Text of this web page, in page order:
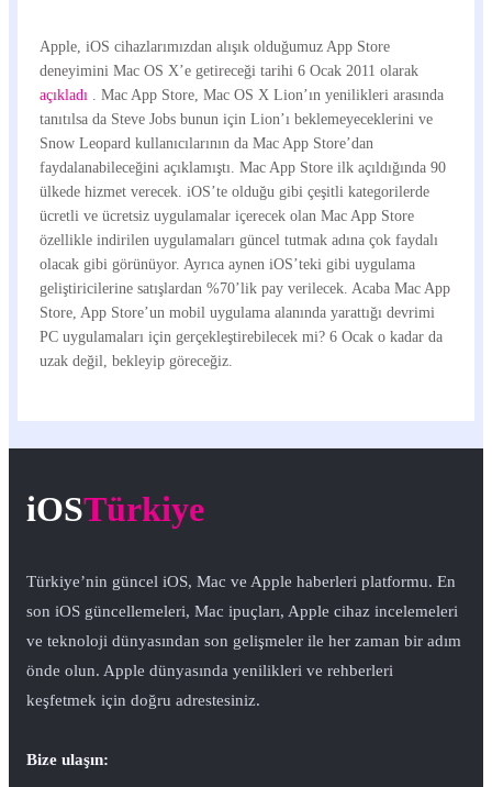
Apple, iOS cihazlarımızdan alışık olduğumuz App Store
deneyimini Mac OS X’e getireceği tarihi 6 Ocak 2011 olarak
açıkladı
. Mac App Store, Mac OS X Lion’ın yenilikleri arasında
tanıtılsa da Steve Jobs bunun için Lion’ı beklemeyeceklerini ve
Snow Leopard kullanıcılarının da Mac App Store’dan
faydalanabileceğini açıklamıştı. Mac App Store ilk açıldığında 90
ülkede hizmet verecek. iOS’te olduğu gibi çeşitli kategorilerde
ücretli ve ücretsiz uygulamalar içerecek olan Mac App Store
özellikle indirilen uygulamaları güncel tutmak adına çok faydalı
olacak gibi görünüyor. Ayrıca aynen iOS’teki gibi uygulama
geliştiricilerine satışlardan %70’lik pay verilecek. Acaba Mac App
Store, App Store’un mobil uygulama alanında yarattığı devrimi
PC uygulamaları için gerçekleştirebilecek mi? 6 Ocak o kadar da
uzak değil, bekleyip göreceğiz.
iOSTürkiye
Türkiye’nin güncel iOS, Mac ve Apple haberleri platformu. En
son iOS güncellemeleri, Mac ipuçları, Apple cihaz incelemeleri
ve teknoloji dünyasından son gelişmeler ile her zaman bir adım
önde olun. Apple dünyasında yenilikleri ve rehberleri
keşfetmek için doğru adrestesiniz.
Bize ulaşın: